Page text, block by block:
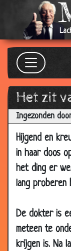
Het zit
Ingezonden
Hijgend en
in haar doos
het ding er
lang proberen
De dokter is
meteen te
krijgen is. Na
09 Apr
2018
Als
07 Apr
2018
06 Apr
2018
Als
02 Apr
2018
30 Mar
2018
11 Mar
2018
2018
19 Feb
2018